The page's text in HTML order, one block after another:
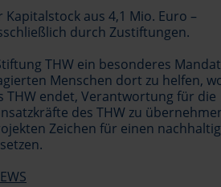
aus 4,1 Mio. Euro –
durch Zustiftungen.
THW ein besonderes
Menschen dort zu helfen,
THW endet, Verantwortung für die
des THW zu
Zeichen für einen